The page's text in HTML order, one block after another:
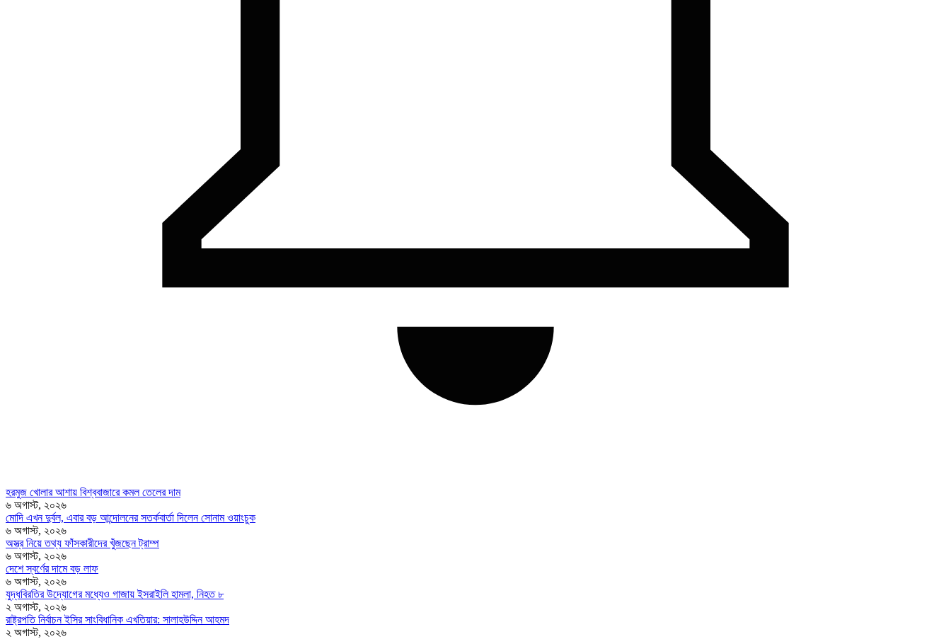
হরমুজ খোলার আশায় বিশ্ববাজারে কমল তেলের দাম
৬ অগাস্ট, ২০২৬
মোদি এখন দুর্বল, এবার বড় আন্দোলনের সতর্কবার্তা দিলেন সোনাম ওয়াংচুক
৬ অগাস্ট, ২০২৬
অস্ত্র নিয়ে তথ্য ফাঁসকারীদের খুঁজছেন ট্রাম্প
৬ অগাস্ট, ২০২৬
দেশে স্বর্ণের দামে বড় লাফ
৬ অগাস্ট, ২০২৬
যুদ্ধবিরতির উদ্যোগের মধ্যেও গাজায় ইসরাইলি হামলা, নিহত ৮
২ অগাস্ট, ২০২৬
রাষ্ট্রপতি নির্বাচন ইসির সাংবিধানিক এখতিয়ার: সালাহউদ্দিন আহমদ
২ অগাস্ট, ২০২৬